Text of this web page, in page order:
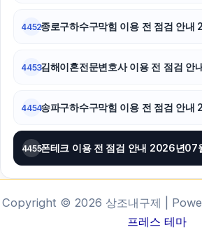
4452종로구하수구막힘 이용 전 점검 안
4453김해이혼전문변호사 이용 전 점검
4454송파구하수구막힘 이용 전 점검 안
4455폰테크 이용 전 점검 안내 2026년
Copyright © 2026 상조내구제 |
프레스 테마